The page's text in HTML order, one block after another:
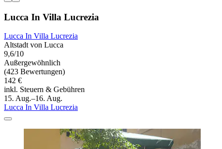
Lucca In Villa Lucrezia
Lucca In Villa Lucrezia
Altstadt von Lucca
9,6/10
Außergewöhnlich
(423 Bewertungen)
142 €
inkl. Steuern & Gebühren
15. Aug.–16. Aug.
Lucca In Villa Lucrezia